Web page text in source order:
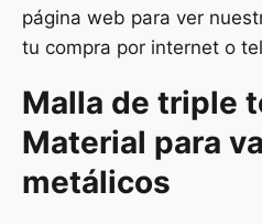
página web para ver
tu compra por internet o
Malla de triple
Material para
metálicos